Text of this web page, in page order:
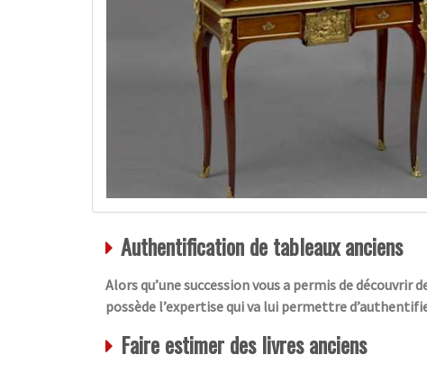
Authentification de tableaux anciens
Alors qu’une succession vous a permis de découvrir
possède l’expertise qui va lui permettre
Faire estimer des livres anciens